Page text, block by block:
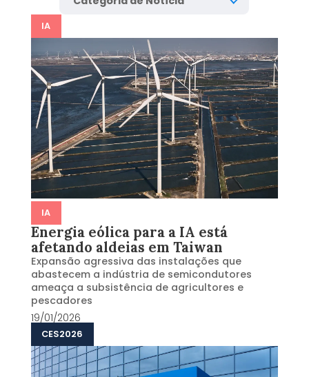
IA
IA
Energia eólica para a IA ​​está
afetando aldeias em Taiwan
Expansão agressiva das instalações que
abastecem a indústria de semicondutores
ameaça a subsistência de agricultores e
pescadores
19/01/2026
CES2026